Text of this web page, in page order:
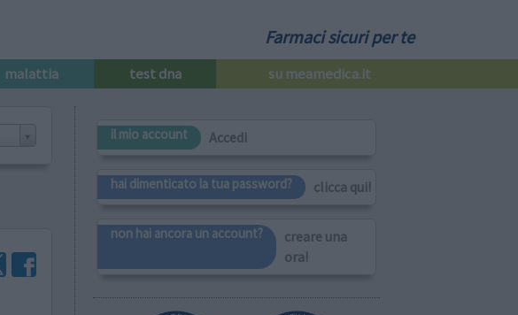
Farmaci sicuri per te
malattia test dna su meamedica.it
il mio account Accedi
hai dimenticato la tua password? clicca qui!
non hai ancora un account?
creare una
ora!